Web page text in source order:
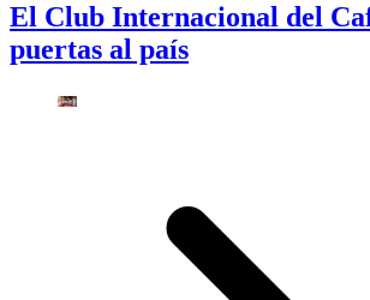
El Club Internacional del
puertas al país